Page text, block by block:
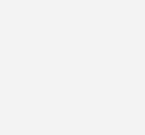
auch bei den CO2-Emissionen bieten sie
welches durch die
in der Zusammensetzung bei der
Energie noch verstärken werden wird. Ein
Heizungsanlagenmarktes ergibt sich aus
ältere Anlagen. Von allen möglichen
ist die Luft/Wasser-wärmepumpe, die
nutzt, für diesen Einsatzfall diejenige
und damit am preisgünstigsten.
für den Betrieb der Wärmepumpe die
dar. Durch gezielte